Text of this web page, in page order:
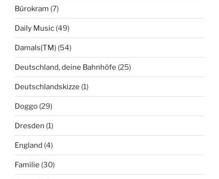
Bürokram (7)
Daily Music (49)
Damals(TM) (54)
Deutschland, deine Bahnhöfe (25)
Deutschlandskizze (1)
Doggo (29)
Dresden (1)
England (4)
Familie (30)